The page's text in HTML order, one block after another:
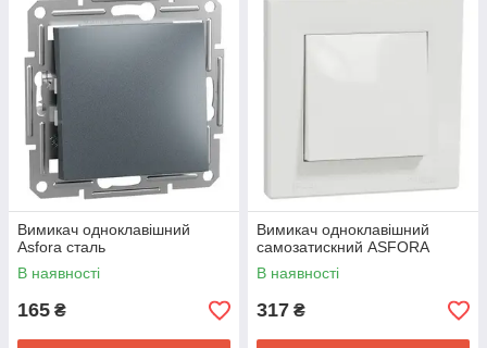
Вимикач одноклавішний
Asfora сталь
В наявності
165 ₴
Вимикач одноклавішний
самозатискний ASFORA
В наявності
317 ₴